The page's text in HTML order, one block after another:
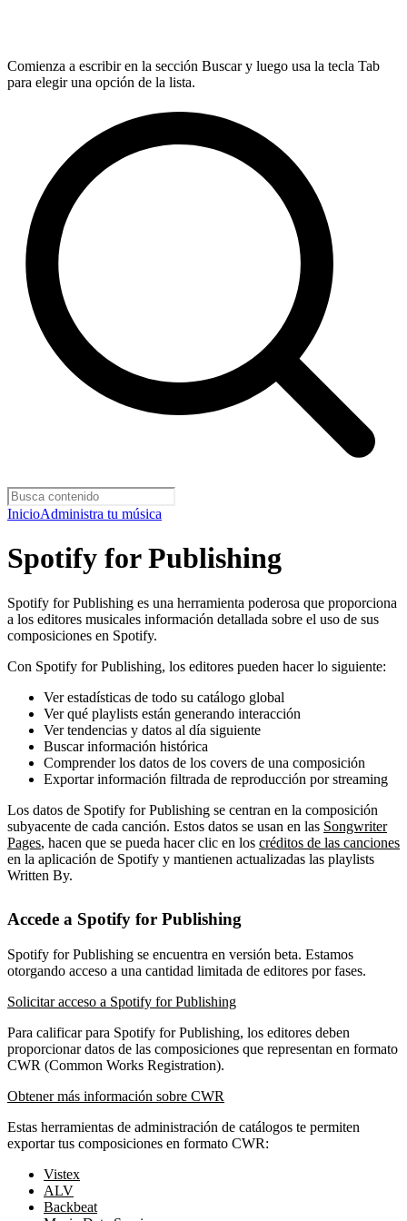
Comienza a escribir en la sección Buscar y luego usa la tecla Tab
para elegir una opción de la lista.
InicioAdministra tu música
Spotify for Publishing
Spotify for Publishing es una herramienta poderosa que proporciona
a los editores musicales información detallada sobre el uso de sus
composiciones en Spotify.
Con Spotify for Publishing, los editores pueden hacer lo siguiente:
Ver estadísticas de todo su catálogo global
Ver qué playlists están generando interacción
Ver tendencias y datos al día siguiente
Buscar información histórica
Comprender los datos de los covers de una composición
Exportar información filtrada de reproducción por streaming
Los datos de Spotify for Publishing se centran en la composición
subyacente de cada canción. Estos datos se usan en las Songwriter
Pages, hacen que se pueda hacer clic en los créditos de las canciones
en la aplicación de Spotify y mantienen actualizadas las playlists
Written By.
Accede a Spotify for Publishing
Spotify for Publishing se encuentra en versión beta. Estamos
otorgando acceso a una cantidad limitada de editores por fases.
Solicitar acceso a Spotify for Publishing
Para calificar para Spotify for Publishing, los editores deben
proporcionar datos de las composiciones que representan en formato
CWR (Common Works Registration).
Obtener más información sobre CWR
Estas herramientas de administración de catálogos te permiten
exportar tus composiciones en formato CWR:
Vistex
ALV
Backbeat